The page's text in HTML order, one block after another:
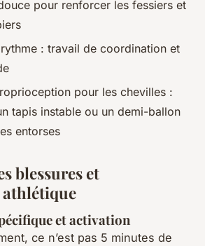
pour renforcer les fessiers et
rythme : travail de coordination et
pour les chevilles :
tapis instable ou un demi-ballon
entorses
blessures et
et activation
ce n’est pas 5 minutes de